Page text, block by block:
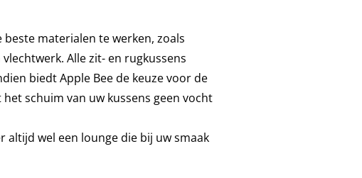
materialen te werken, zoals
Alle zit- en rugkussens
biedt Apple Bee de keuze voor de
schuim van uw kussens geen vocht
altijd wel een lounge die bij uw smaak